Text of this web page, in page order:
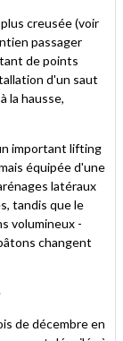
creusée (voir
passager
de points
d'un saut
la hausse,
important lifting
équipée d'une
latéraux
tandis que le
volumineux -
changent
de décembre en